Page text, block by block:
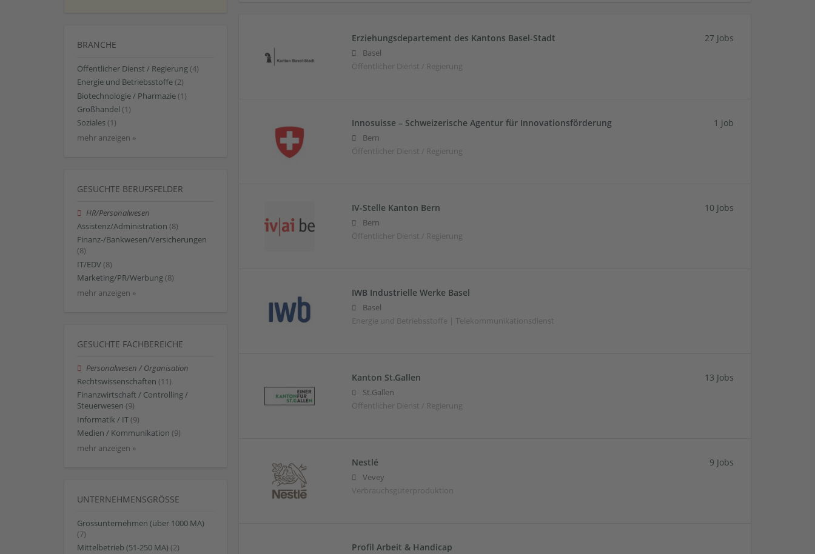
BRANCHE
Öffentlicher Dienst / Regierung (4)
Energie und Betriebsstoffe (2)
Biotechnologie / Pharmazie (1)
Großhandel (1)
Soziales (1)
mehr anzeigen »
GESUCHTE BERUFSFELDER
HR/Personalwesen
Assistenz/Administration (8)
Finanz-/Bankwesen/Versicherungen
(8)
IT/EDV (8)
Marketing/PR/Werbung (8)
mehr anzeigen »
GESUCHTE FACHBEREICHE
Personalwesen / Organisation
Rechtswissenschaften (11)
Finanzwirtschaft / Controlling /
Steuerwesen (9)
Informatik / IT (9)
Medien / Kommunikation (9)
mehr anzeigen »
UNTERNEHMENSGRÖSSE
Grossunternehmen (über 1000 MA)
(7)
Mittelbetrieb (51-250 MA) (2)
Erziehungsdepartement des Kantons Basel-Stadt
Basel
Öffentlicher Dienst / Regierung
27 Jobs
Innosuisse – Schweizerische Agentur für Innovationsförderung
Bern
Öffentlicher Dienst / Regierung
1 job
IV-Stelle Kanton Bern
Bern
Öffentlicher Dienst / Regierung
10 Jobs
IWB Industrielle Werke Basel
Basel
Energie und Betriebsstoffe | Telekommunikationsdienst
Kanton St.Gallen
St.Gallen
Öffentlicher Dienst / Regierung
13 Jobs
Nestlé
Vevey
Verbrauchsgüterproduktion
9 Jobs
Profil Arbeit & Handicap